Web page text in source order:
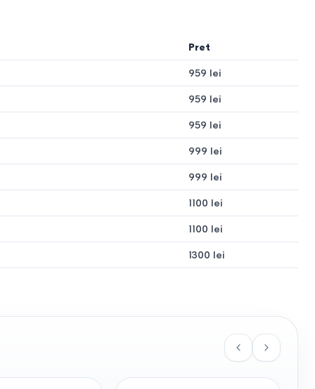
Pret
959 lei
959 lei
959 lei
999 lei
999 lei
1100 lei
1100 lei
1300 lei